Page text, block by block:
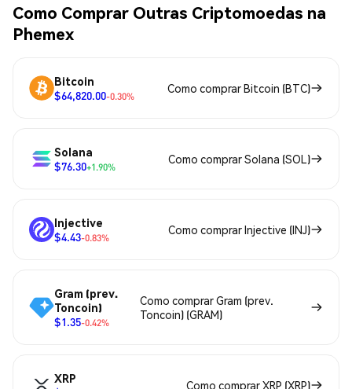
Como Comprar Outras Criptomoedas na
Phemex
Bitcoin
$64,820.00-0.30%
Como comprar Bitcoin (BTC)
Solana
$76.30+1.90%
Como comprar Solana (SOL)
Injective
$4.43-0.83%
Como comprar Injective (INJ)
Gram (prev.
Toncoin)
$1.35-0.42%
Como comprar Gram (prev.
Toncoin) (GRAM)
XRP
Como comprar XRP (XRP)